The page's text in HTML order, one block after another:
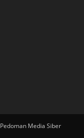
Pedoman Media Siber